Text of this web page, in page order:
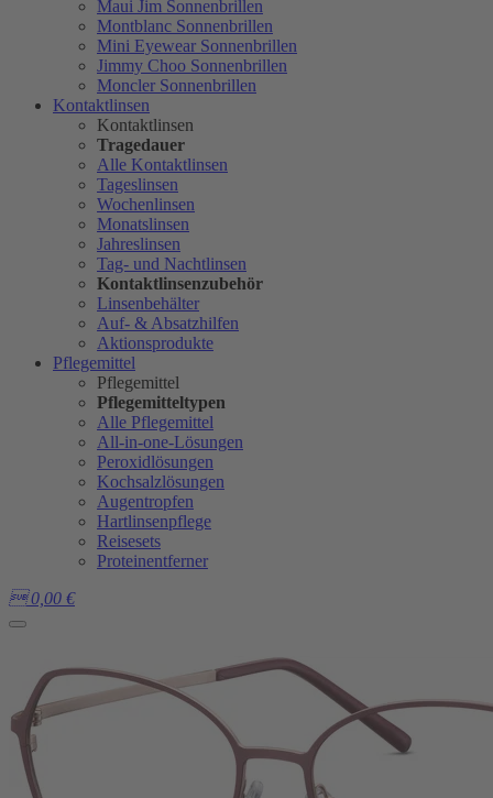
Maui Jim Sonnenbrillen
Montblanc Sonnenbrillen
Mini Eyewear Sonnenbrillen
Jimmy Choo Sonnenbrillen
Moncler Sonnenbrillen
Kontaktlinsen
Kontaktlinsen
Tragedauer
Alle Kontaktlinsen
Tageslinsen
Wochenlinsen
Monatslinsen
Jahreslinsen
Tag- und Nachtlinsen
Kontaktlinsenzubehör
Linsenbehälter
Auf- & Absatzhilfen
Aktionsprodukte
Pflegemittel
Pflegemittel
Pflegemitteltypen
Alle Pflegemittel
All-in-one-Lösungen
Peroxidlösungen
Kochsalzlösungen
Augentropfen
Hartlinsenpflege
Reisesets
Proteinentferner
 0,00 €